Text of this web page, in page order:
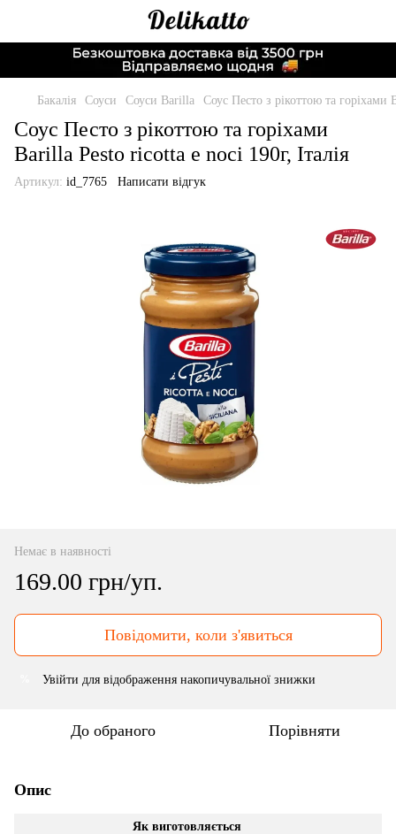
Бакалія Соуси Соуси Barilla Соус Песто з рікоттою та горіхами
Соус Песто з рікоттою та горіхами
Barilla Pesto ricotta e noci 190г, Італія
Артикул: id_7765 Написати відгук
Немає в наявності
169.00 грн/уп.
Повідомити, коли з'явиться
Увійти для відображення накопичувальної знижки
До обраного Порівняти
Опис
Як виготовляється